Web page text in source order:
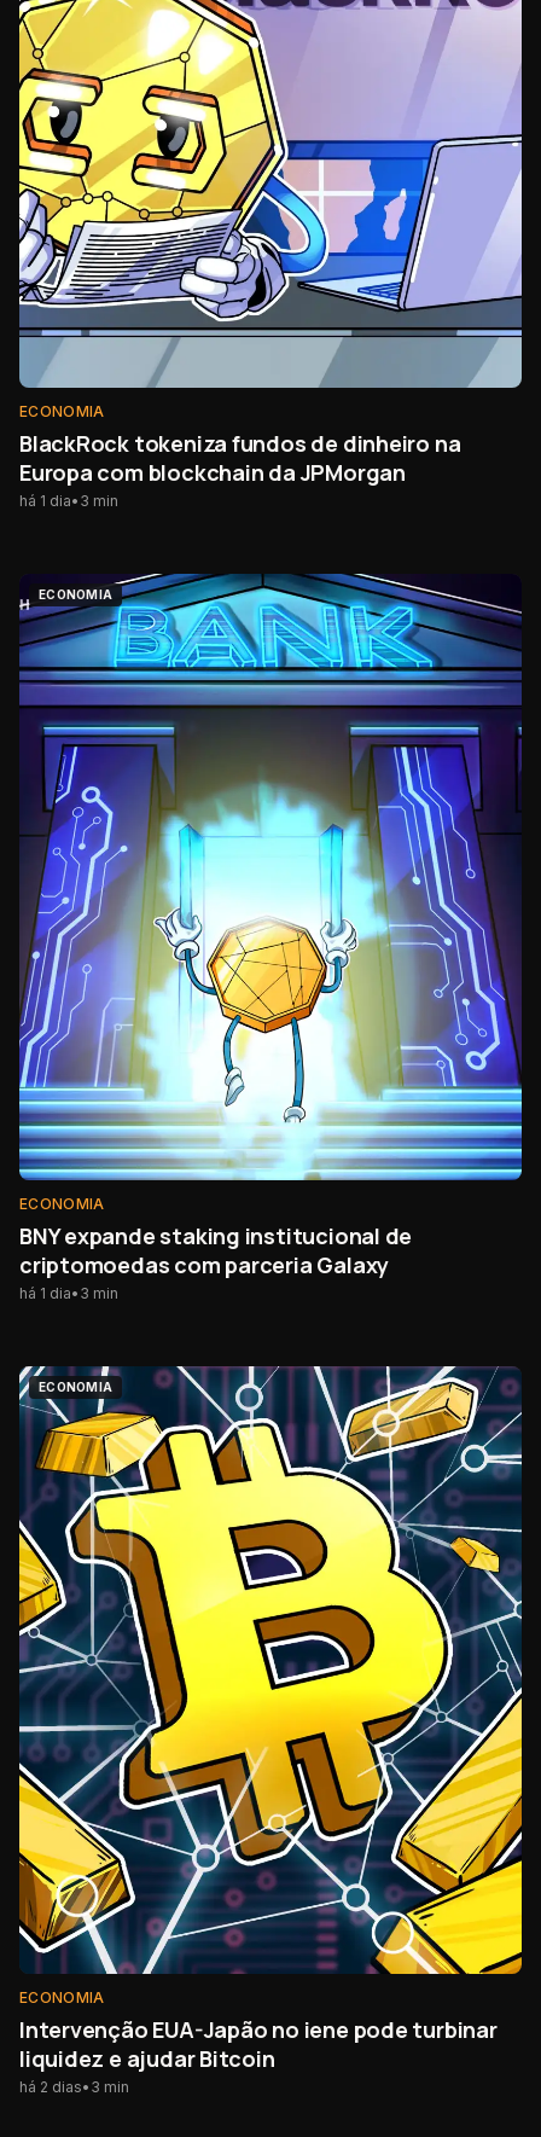
ECONOMIA
BlackRock tokeniza fundos de dinheiro na
Europa com blockchain da JPMorgan
há 1 dia• 3 min
ECONOMIA
ECONOMIA
BNY expande staking institucional de
criptomoedas com parceria Galaxy
há 1 dia• 3 min
ECONOMIA
ECONOMIA
Intervenção EUA-Japão no iene pode turbinar
liquidez e ajudar Bitcoin
há 2 dias• 3 min